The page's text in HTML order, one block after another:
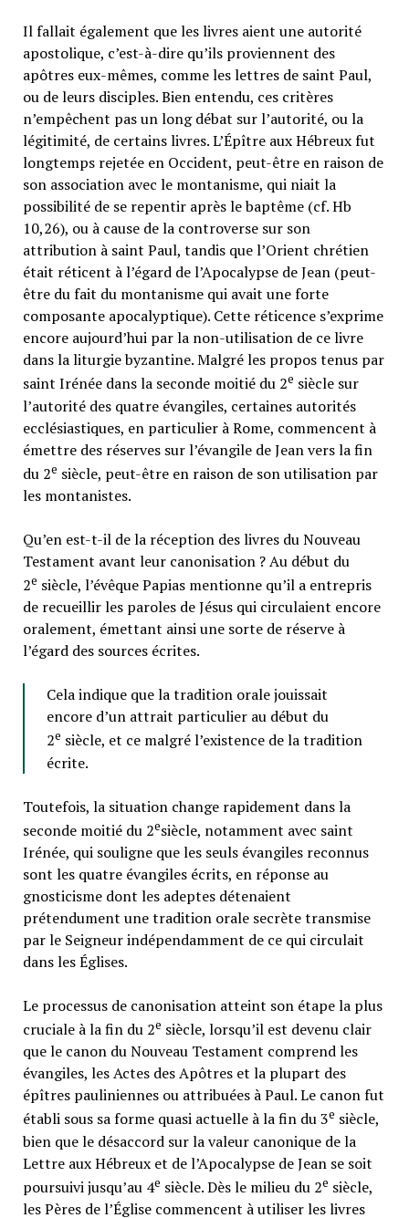
Il fallait également que les livres aient une autorité
apostolique, c’est-à-dire qu’ils proviennent des
apôtres eux-mêmes, comme les lettres de saint Paul,
ou de leurs disciples. Bien entendu, ces critères
n’empêchent pas un long débat sur l’autorité, ou la
légitimité, de certains livres. L’Épître aux Hébreux fut
longtemps rejetée en Occident, peut-être en raison de
son association avec le montanisme, qui niait la
possibilité de se repentir après le baptême (cf. Hb
10,26), ou à cause de la controverse sur son
attribution à saint Paul, tandis que l’Orient chrétien
était réticent à l’égard de l’Apocalypse de Jean (peut-
être du fait du montanisme qui avait une forte
composante apocalyptique). Cette réticence s’exprime
encore aujourd’hui par la non-utilisation de ce livre
dans la liturgie byzantine. Malgré les propos tenus par
saint Irénée dans la seconde moitié du 2e siècle sur
l’autorité des quatre évangiles, certaines autorités
ecclésiastiques, en particulier à Rome, commencent à
émettre des réserves sur l’évangile de Jean vers la fin
du 2e siècle, peut-être en raison de son utilisation par
les montanistes.
Qu’en est-t-il de la réception des livres du Nouveau
Testament avant leur canonisation ? Au début du
2e siècle, l’évêque Papias mentionne qu’il a entrepris
de recueillir les paroles de Jésus qui circulaient encore
oralement, émettant ainsi une sorte de réserve à
l’égard des sources écrites.
Cela indique que la tradition orale jouissait
encore d’un attrait particulier au début du
2e siècle, et ce malgré l’existence de la tradition
écrite.
Toutefois, la situation change rapidement dans la
seconde moitié du 2esiècle, notamment avec saint
Irénée, qui souligne que les seuls évangiles reconnus
sont les quatre évangiles écrits, en réponse au
gnosticisme dont les adeptes détenaient
prétendument une tradition orale secrète transmise
par le Seigneur indépendamment de ce qui circulait
dans les Églises.
Le processus de canonisation atteint son étape la plus
cruciale à la fin du 2e siècle, lorsqu’il est devenu clair
que le canon du Nouveau Testament comprend les
évangiles, les Actes des Apôtres et la plupart des
épîtres pauliniennes ou attribuées à Paul. Le canon fut
établi sous sa forme quasi actuelle à la fin du 3e siècle,
bien que le désaccord sur la valeur canonique de la
Lettre aux Hébreux et de l’Apocalypse de Jean se soit
poursuivi jusqu’au 4e siècle. Dès le milieu du 2e siècle,
les Pères de l’Église commencent à utiliser les livres